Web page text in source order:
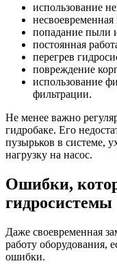
использование
попадание пыли
постоянная
перегрев
повреждение
использование
фильтрации.
Не менее важно
гидробаке. Его
пузырьков в системе,
нагрузку на насос.
Ошибки,
гидросистемы
Даже своевременная
работу оборудования,
ошибки.